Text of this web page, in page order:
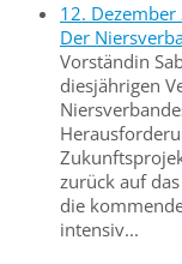
12.
Der
Vorständin
diesjährigen
zurück auf
die
intensiv...